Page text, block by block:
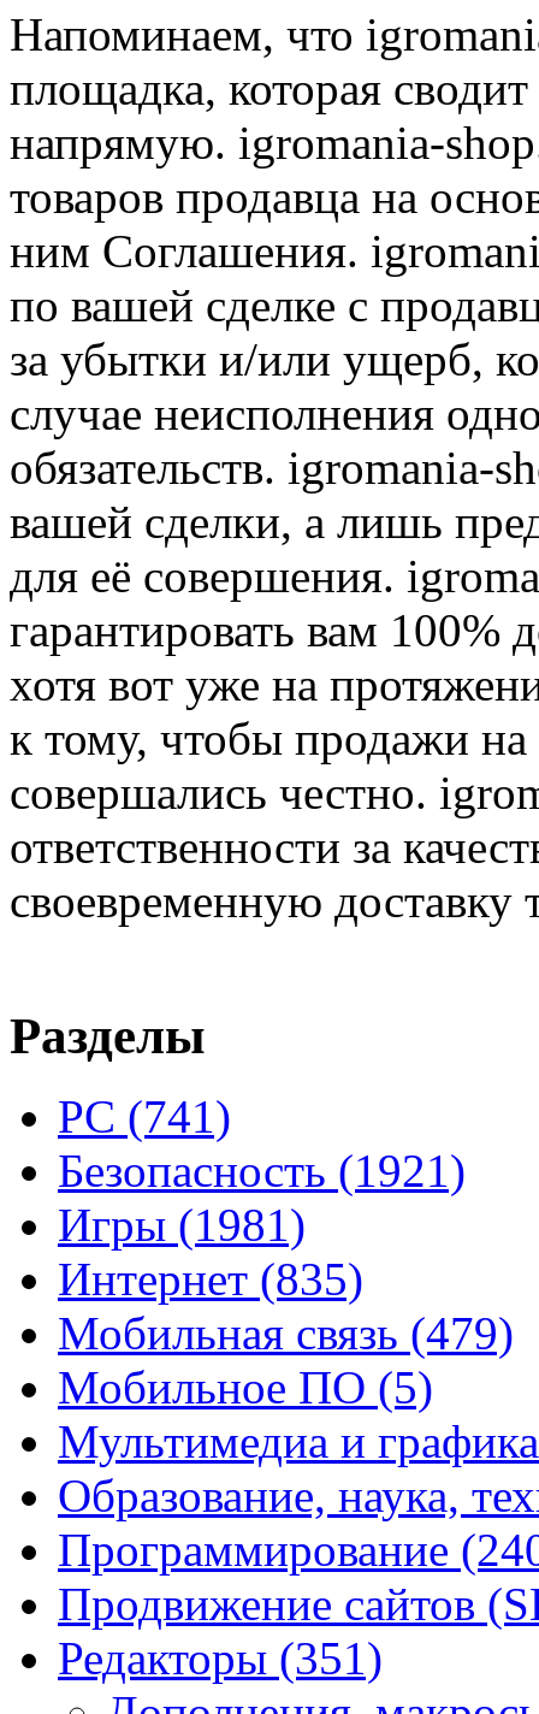
Напоминаем, что
площадка, которая
напрямую. igromania-
товаров продавца на
ним Соглашения.
по вашей сделке с
за убытки и/или ущерб,
случае неисполнения
обязательств. igromania-
вашей сделки, а лишь
для её совершения.
гарантировать вам 100%
хотя вот уже на
к тому, чтобы продажи
совершались честно.
ответственности за
своевременную доставку
Разделы
PC (741)
Безопасность (1921)
Игры (1981)
Интернет (835)
Мобильная связь (479)
Мобильное ПО (5)
Мультимедиа и
Образование, наука,
Программирование
Продвижение сайтов
Редакторы (351)